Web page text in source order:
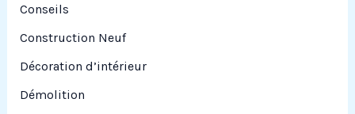
Conseils
Construction Neuf
Décoration d’intérieur
Démolition